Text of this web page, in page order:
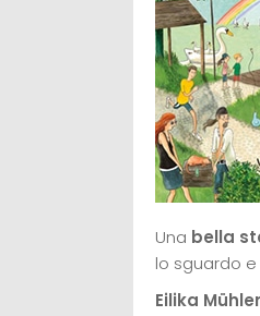
Una bella
lo sguardo
Eilika